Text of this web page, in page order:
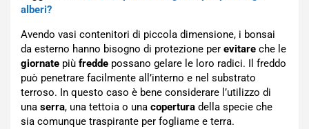
alberi?
Avendo vasi contenitori di piccola dimensione, i bonsai
da esterno hanno bisogno di protezione per evitare che le
giornate più fredde possano gelare le loro radici. Il freddo
può penetrare facilmente all’interno e nel substrato
terroso. In questo caso è bene considerare l’utilizzo di
una serra, una tettoia o una copertura della specie che
sia comunque traspirante per fogliame e terra.